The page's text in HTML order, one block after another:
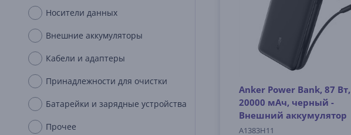
Носители данных
Внешние аккумуляторы
Кабели и адаптеры
Принадлежности для очистки
Батарейки и зарядные устройства
Прочее
Anker Power Bank, 87 Вт,
20000 мАч, черный -
Внешний аккумулятор
A1383H11